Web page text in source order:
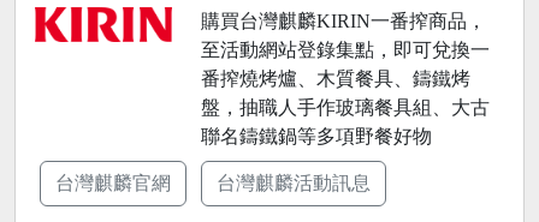
購買台灣麒麟KIRIN一番搾商品，
至活動網站登錄集點，即可兌換一
番搾燒烤爐、木質餐具、鑄鐵烤
盤，抽職人手作玻璃餐具組、大古
聯名鑄鐵鍋等多項野餐好物
台灣麒麟官網 台灣麒麟活動訊息